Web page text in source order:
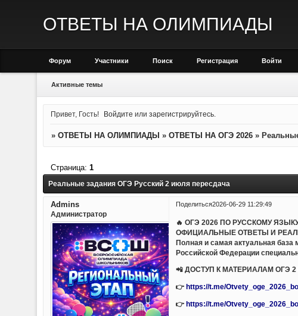
ОТВЕТЫ НА ОЛИМПИАДЫ
Форум Участники Поиск Регистрация Войти
Активные темы
Привет, Гость! Войдите илизарегистрируйтесь
» ОТВЕТЫ НА ОЛИМПИАДЫ » ОТВЕТЫ НА ОГЭ 2026 »
Реальные задания ОГЭ Русский 2 июля пересдача
Страница: 1
Поделиться2026-06-29 11:29:49
Admins
Администратор
🔥 ОГЭ 2026 ПО РУССКОМУ
ОФИЦИАЛЬНЫЕ ОТВЕТЫ И
Полная и самая актуальная
Российской Федерации
📲 ДОСТУП К МАТЕРИАЛАМ ОГЭ
👉 https://t.me/
👉https://t.me/